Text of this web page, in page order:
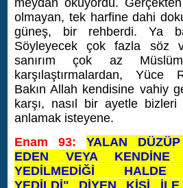
meydan okuyordu.
olmayan, tek harfine dahi
güneş, bir rehberdi. Ya
Söyleyecek çok fazla söz
sanırım çok az
karşılaştırmalardan, Yüce
Bakın Allah kendisine vahiy
karşı, nasıl bir ayetle bizleri
anlamak isteyene.
Enam 93:
YALAN
EDEN VEYA
YEDİLMEDİĞİ
YEDİLDİ" DİYEN KİŞİ